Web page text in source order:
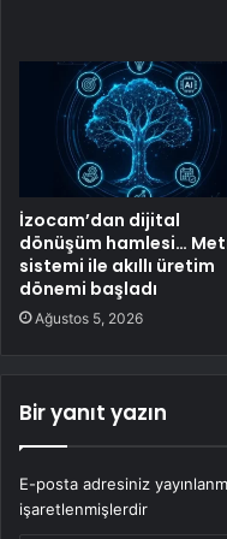
İzocam’dan dijital
dönüşüm hamlesi…
sistemi ile akıllı üretim
dönemi başladı
Ağustos 5, 2026
Bir yanıt yazın
E-posta adresiniz
işaretlenmişlerdir